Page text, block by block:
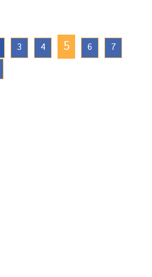
3 4 5 6
7